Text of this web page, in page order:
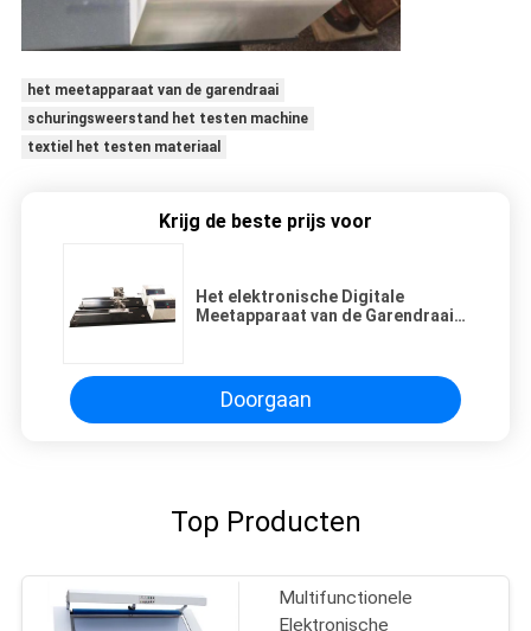
het meetapparaat van de garendraai
schuringsweerstand het testen machine
textiel het testen materiaal
Krijg de beste prijs voor
Het elektronische Digitale
Meetapparaat van de Garendraai
Doorgaan
Top Producten
Multifunctionele
Elektronische